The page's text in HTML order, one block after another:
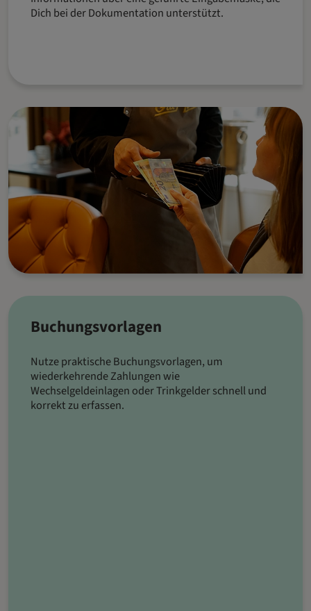
Dich bei der Dokumentation unterstützt.
Buchungsvorlagen
Nutze praktische Buchungsvorlagen, um
wiederkehrende Zahlungen wie
Wechselgeldeinlagen oder Trinkgelder schnell und
korrekt zu erfassen.